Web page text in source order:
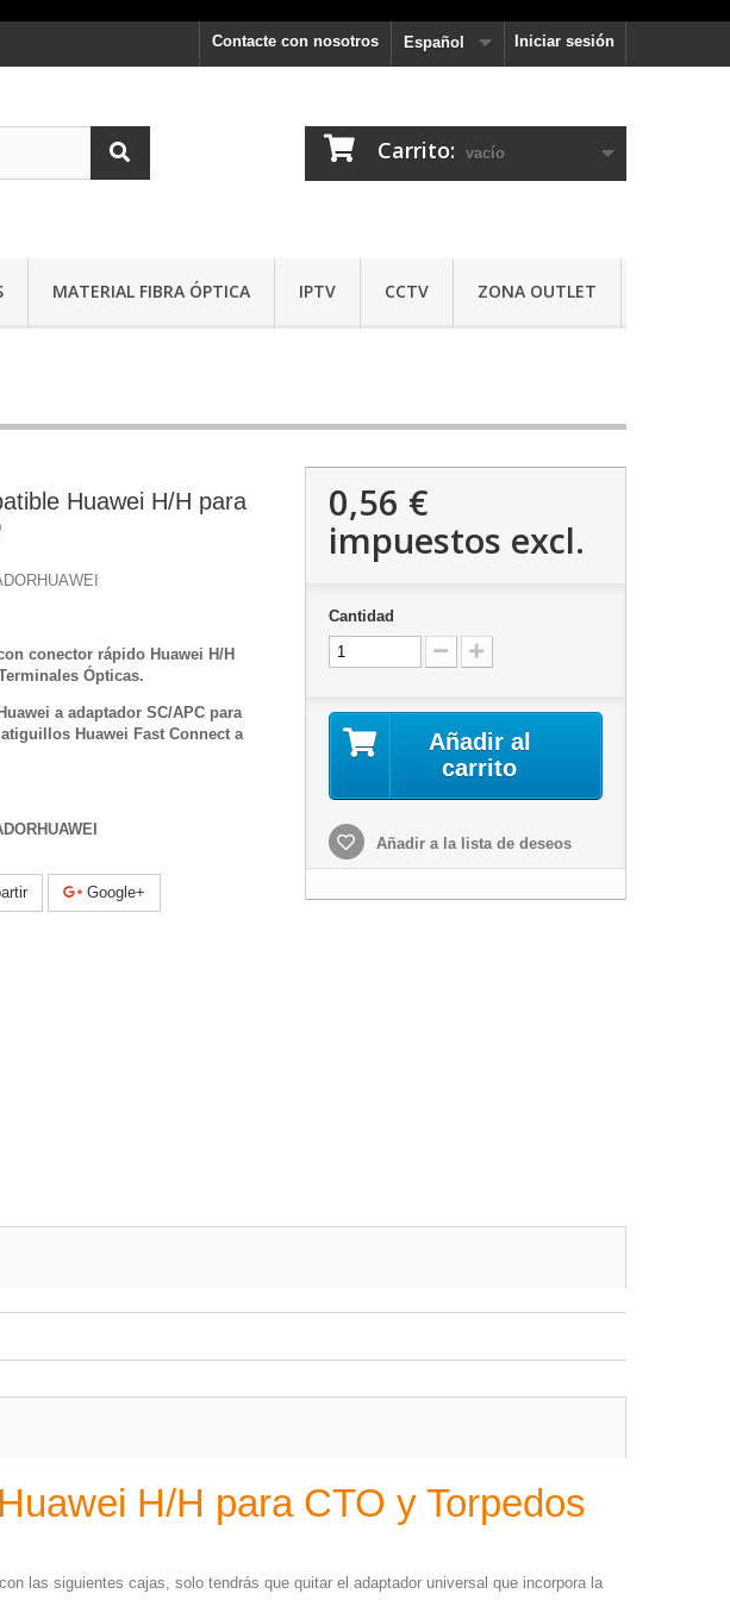
Iniciar sesión
Español
Contacte con nosotros
Carrito: vacío
MATERIAL FIBRA ÓPTICA IPTV CCTV ZONA OUTLET
Huawei H/H para
conector rápido Huawei H/H
Ópticas.
a adaptador SC/APC para
Huawei Fast Connect a
Google+
0,56 €
impuestos excl.
Cantidad
Añadir al
carrito
Añadir a la lista de deseos
H/H para CTO y Torpedos
las siguientes cajas, solo tendrás que quitar el adaptador universal que incorpora la